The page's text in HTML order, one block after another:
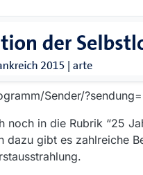
Sender/
noch in die Rubrik “25
dazu gibt es zahlreiche